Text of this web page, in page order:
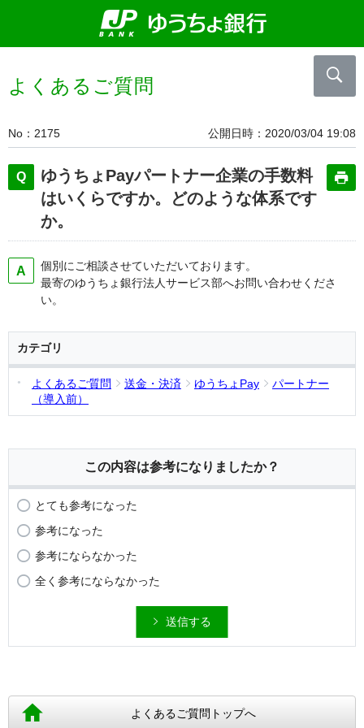
よくあるご質問
No 2175 公開日時 2020/03/04 19:08
ゆうちょPayパートナー企業の手数料
はいくらですか。どのような体系です
か。
個別にご相談させていただいております。
最寄のゆうちょ銀行法人サービス部へお問い合わせくださ
い。
カテゴリ
よくあるご質問 送金・決済 ゆうちょPay
パートナー
（導入前）
この内容は参考になりましたか？
とても参考になった
参考になった
参考にならなかった
全く参考にならなかった
送信する
よくあるご質問トップへ